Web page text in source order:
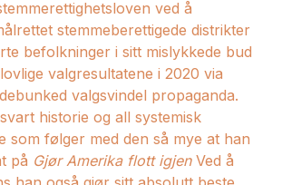
ved å
stemmeberettigede distrikter
befolkninger i sitt mislykkede bud
valgresultatene i 2020 via
valgsvindel propaganda.
historie og all systemisk
som følger med den så mye at han
på Gjør Amerika flott igjenVed å